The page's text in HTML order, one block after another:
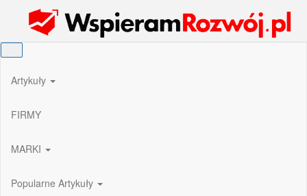
Wspieram Rozwój PL
Artykuły
FIRMY
MARKI
Popularne Artykuły